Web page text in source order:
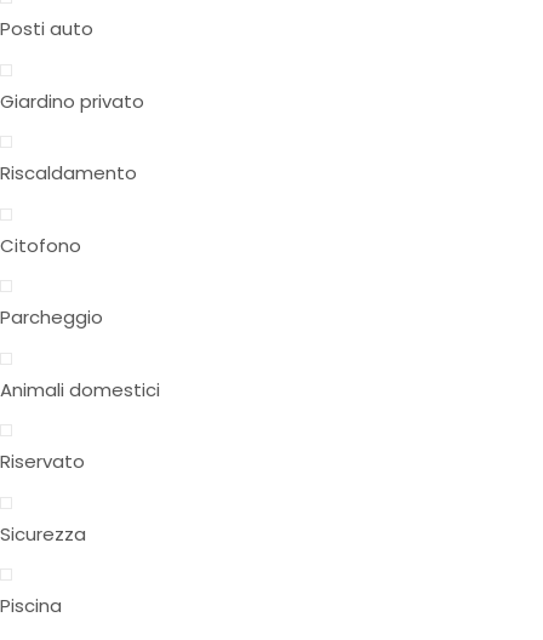
Posti auto
Giardino privato
Riscaldamento
Citofono
Parcheggio
Animali domestici
Riservato
Sicurezza
Piscina